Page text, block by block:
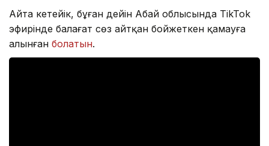
Айта кетейік, бұған дейін Абай облысында TikTok
эфирінде балағат сөз айтқан бойжеткен қамауға
алынған болатын.